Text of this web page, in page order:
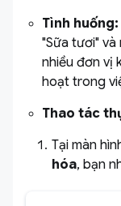
Tình huống:
"Sữa tươi" và
nhiều đơn vị
hoạt trong
Thao tác
Tại màn
hóa, bạn